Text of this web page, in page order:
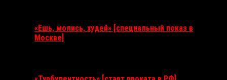
«Ешь, молись, худей» [специальный показ в
Москве]